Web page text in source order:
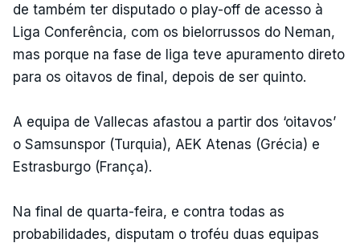
de também ter disputado o play-off de acesso à
Liga Conferência, com os bielorrussos do Neman,
mas porque na fase de liga teve apuramento direto
para os oitavos de final, depois de ser quinto.
A equipa de Vallecas afastou a partir dos ‘oitavos’
o Samsunspor (Turquia), AEK Atenas (Grécia) e
Estrasburgo (França).
Na final de quarta-feira, e contra todas as
probabilidades, disputam o troféu duas equipas